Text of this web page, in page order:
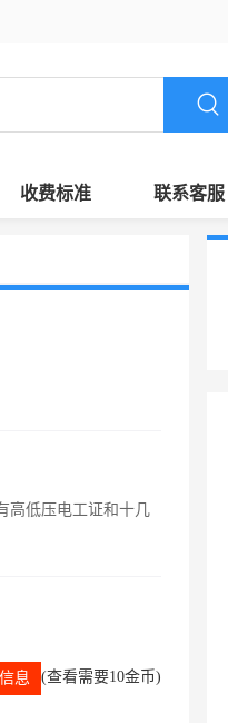
收费标准 联系客服
高低压电工证和十几
息 (查看需要10金币)